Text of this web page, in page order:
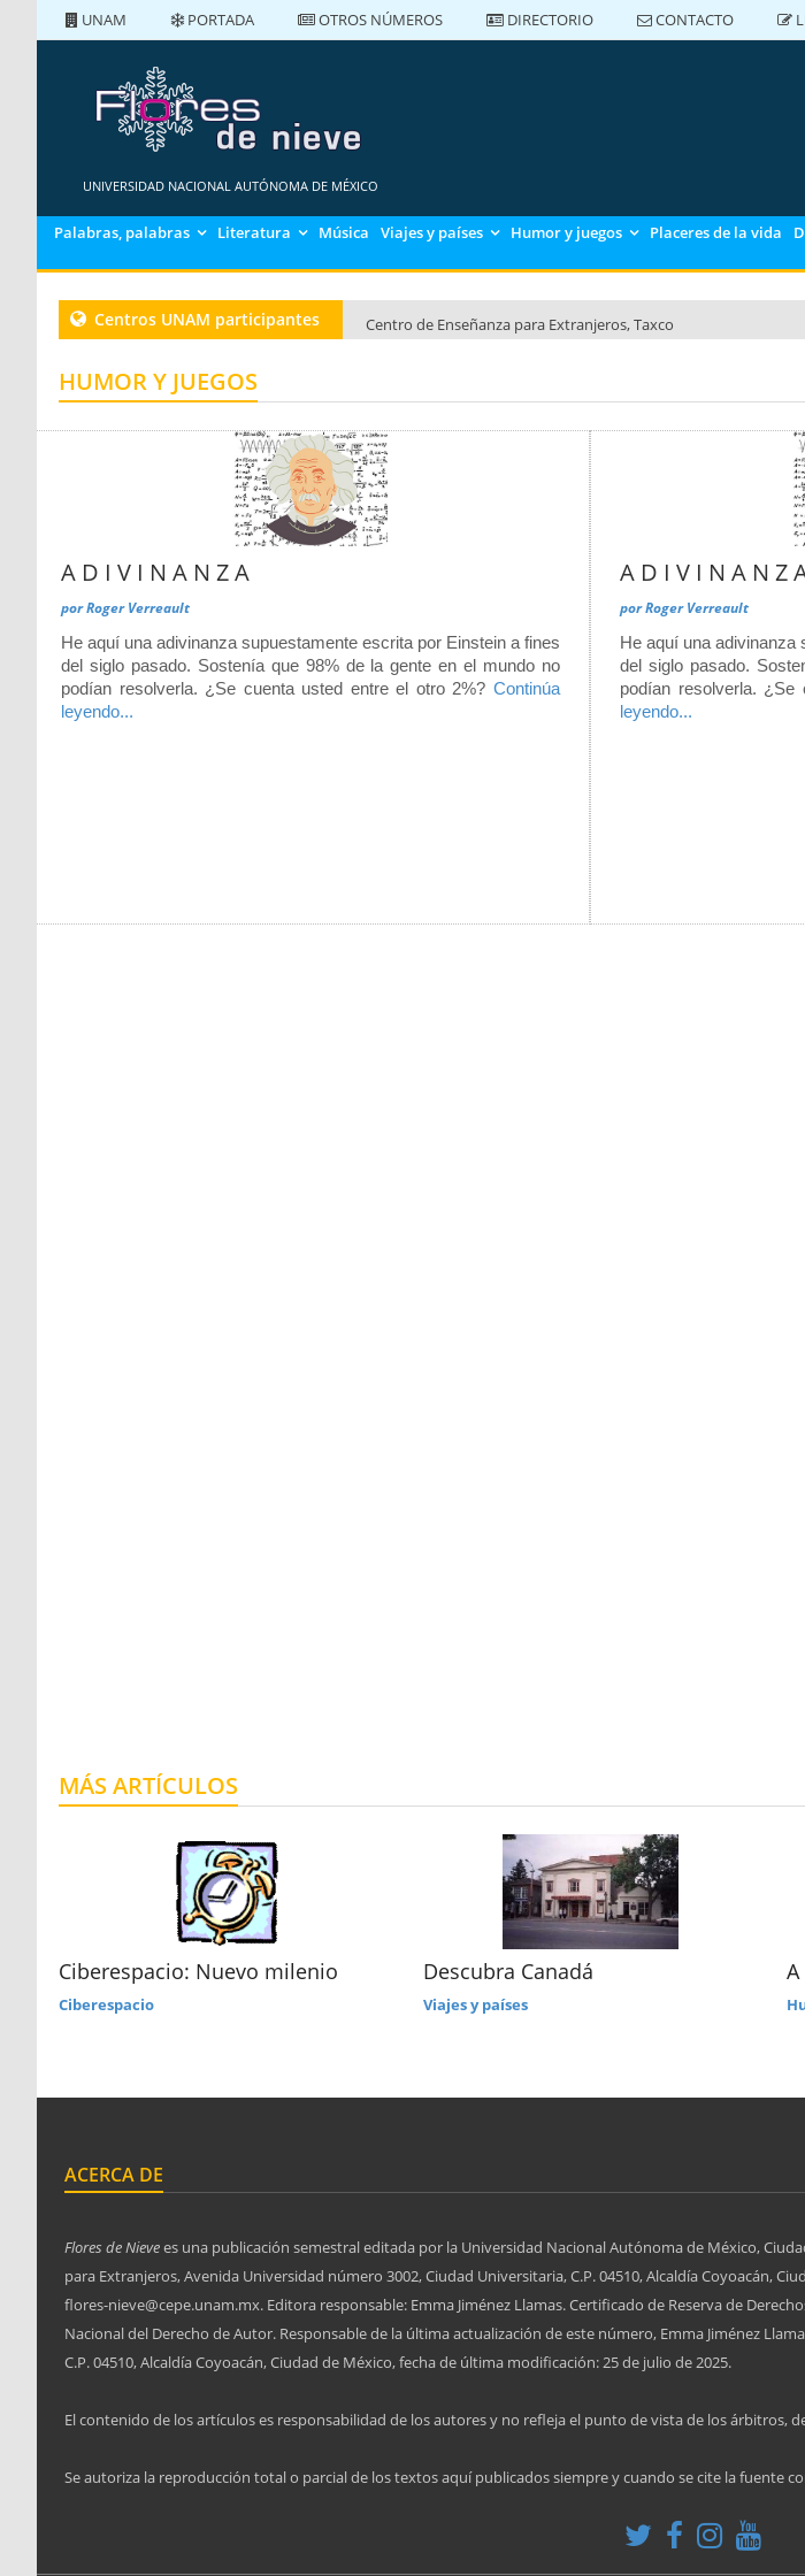
UNAM PORTADA OTROS NÚMEROS DIRECTORIO CONTACTO
UNIVERSIDAD NACIONAL AUTÓNOMA DE MÉXICO
Palabras, palabras
Literatura Música Viajes y países Humor y juegos Placeres de la vida
Centros UNAM participantes
Centro de Enseñanza para Extranjeros, Taxco
Centro de Enseñanza para Extranjeros CU
HUMOR Y JUEGOS
A D I V I N A N Z A
porRoger Verreault
He aquí una adivinanza supuestamente escrita por Einstein a fines
del siglo pasado. Sostenía que 98% de la gente en el mundo no
podían resolverla. ¿Se cuenta usted entre el otro 2%? Continúa
leyendo...
A D I V I N A N Z
porRoger Verreault
He aquí una adivinanza
del siglo pasado.
podían resolverla. ¿Se
leyendo...
MÁS ARTÍCULOS
Ciberespacio: Nuevo milenio
Ciberespacio
Descubra Canadá
Viajes y países
A
ACERCA DE
Flores de Nievees una publicación semestral editada por la Universidad Nacional Autónoma de México,
para Extranjeros, Avenida Universidad número 3002, Ciudad Universitaria, C.P. 04510, Alcaldía Coyoacán,
flores-nieve@cepe.unam.mx. Editora responsable: Emma Jiménez Llamas. Certificado de Reserva de
Nacional del Derecho de Autor. Responsable de la última actualización de este número, Emma Jiménez
C.P. 04510, Alcaldía Coyoacán, Ciudad de México, fecha de última modificación: 25 de julio de 2025.
El contenido de los artículos es responsabilidad de los autores y no refleja el punto de vista de los árbitros,
Se autoriza la reproducción total o parcial de los textos aquí publicados siempre y cuando se cite la fuente